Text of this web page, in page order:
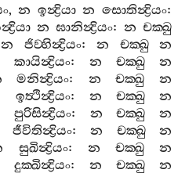
,න ඉන්‍ද්‍රියා න සොතින්‍ද්‍රියං:
න ඝානින්‍ද්‍රියං:න චක‍්ඛු
න ජිව‍්හින්‍ද්‍රියං: න චක‍්ඛු
න
කායින්‍ද්‍රියං:න චක‍්ඛු
න
මනින්‍ද්‍රියං: න චක‍්ඛු
න
ඉත්‍ථින්‍ද්‍රියං: න චක‍්ඛු
න
පුරිසින්‍ද්‍රියං: න චක‍්ඛු
න
ජීවිතින්‍ද්‍රියං:න චක‍්ඛු
න
සුඛින්‍ද්‍රියං: න චක‍්ඛු
න
දුක‍්ඛින්‍ද්‍රියං:න චක‍්ඛු
න